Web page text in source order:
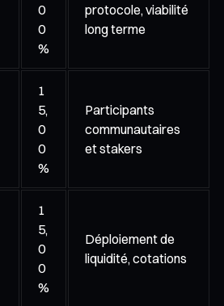
0
0
%
protocole, viabilité
long terme
1
5,
0
0
%
Participants
communautaires
et stakers
1
5,
0
0
%
Déploiement de
liquidité, cotations